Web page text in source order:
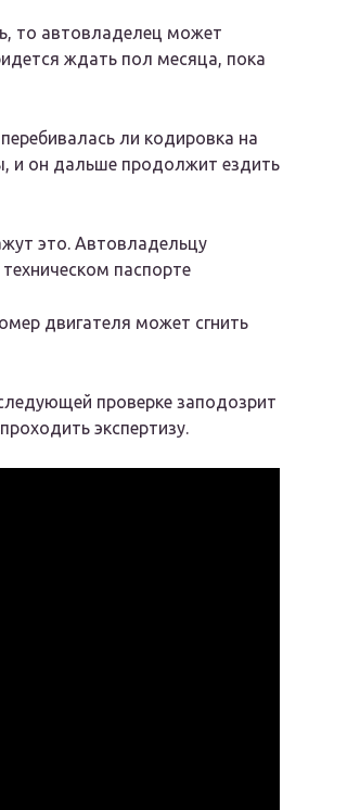
то автовладелец может
ждать пол месяца, пока
ли кодировка на
и он дальше продолжит ездить
это. Автовладельцу
паспорте
двигателя может сгнить
проверке заподозрит
экспертизу.